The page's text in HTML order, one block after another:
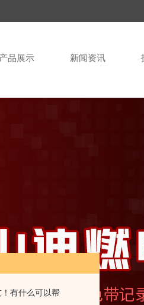
有什么可以帮
产品展示 新闻资讯